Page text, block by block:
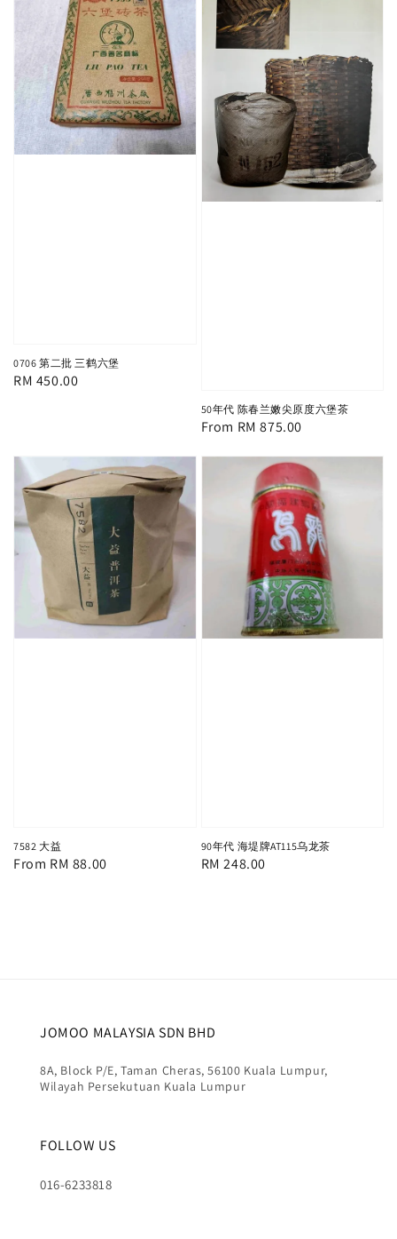
0706 第二批 三鹤六堡
Regular
RM 450.00
50年代 陈春兰嫩尖原度六堡茶
Regular
From RM 875.00
7582 大益
Regular
From RM 88.00
90年代 海堤牌AT115乌龙茶
Regular
RM 248.00
JOMOO MALAYSIA SDN BHD
8A, Block P/E, Taman Cheras, 56100 Kuala Lumpur,
Wilayah Persekutuan Kuala Lumpur
FOLLOW US
016-6233818